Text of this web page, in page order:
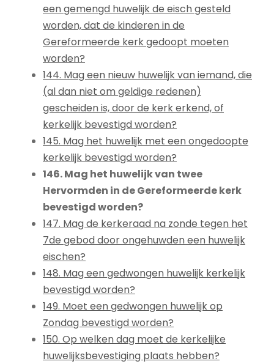
een gemengd huwelijk de eisch gesteld
worden, dat de kinderen in de
Gereformeerde kerk gedoopt moeten
worden?
144. Mag een nieuw huwelijk van iemand, die
(al dan niet om geldige redenen)
gescheiden is, door de kerk erkend, of
kerkelijk bevestigd worden?
145. Mag het huwelijk met een ongedoopte
kerkelijk bevestigd worden?
146. Mag het huwelijk van twee
Hervormden in de Gereformeerde kerk
bevestigd worden?
147. Mag de kerkeraad na zonde tegen het
7de gebod door ongehuwden een huwelijk
eischen?
148. Mag een gedwongen huwelijk kerkelijk
bevestigd worden?
149. Moet een gedwongen huwelijk op
Zondag bevestigd worden?
150. Op welken dag moet de kerkelijke
huwelijksbevestiging plaats hebben?